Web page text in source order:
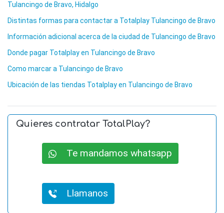
Tulancingo de Bravo, Hidalgo
Distintas formas para contactar a Totalplay Tulancingo de Bravo
Información adicional acerca de la ciudad de Tulancingo de Bravo
Donde pagar Totalplay en Tulancingo de Bravo
Como marcar a Tulancingo de Bravo
Ubicación de las tiendas Totalplay en Tulancingo de Bravo
Quieres contratar TotalPlay?
Te mandamos whatsapp
Llamanos